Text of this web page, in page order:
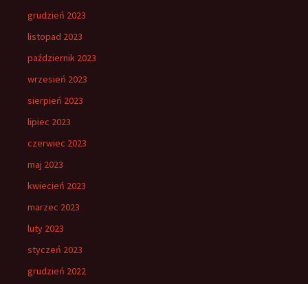
grudzień 2023
listopad 2023
październik 2023
wrzesień 2023
sierpień 2023
lipiec 2023
czerwiec 2023
maj 2023
kwiecień 2023
marzec 2023
luty 2023
styczeń 2023
grudzień 2022